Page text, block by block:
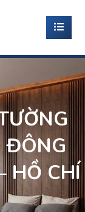
ĐÔNG
HỒ CHÍ